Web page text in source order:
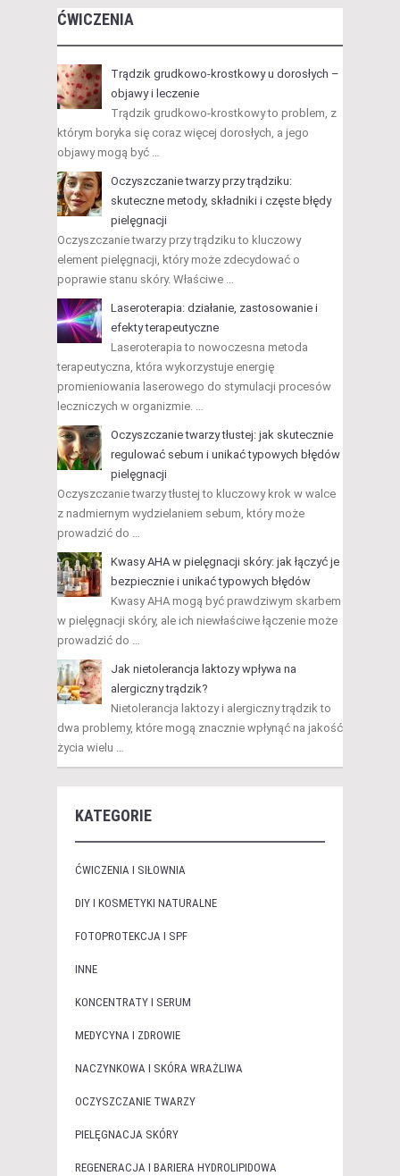
ĆWICZENIA
Trądzik grudkowo-krostkowy u dorosłych –
objawy i leczenie
Trądzik grudkowo-krostkowy to problem, z
którym boryka się coraz więcej dorosłych, a jego
objawy mogą być …
Oczyszczanie twarzy przy trądziku:
skuteczne metody, składniki i częste błędy
pielęgnacji
Oczyszczanie twarzy przy trądziku to kluczowy
element pielęgnacji, który może zdecydować o
poprawie stanu skóry. Właściwe …
Laseroterapia: działanie, zastosowanie i
efekty terapeutyczne
Laseroterapia to nowoczesna metoda
terapeutyczna, która wykorzystuje energię
promieniowania laserowego do stymulacji procesów
leczniczych w organizmie. …
Oczyszczanie twarzy tłustej: jak skutecznie
regulować sebum i unikać typowych błędów
pielęgnacji
Oczyszczanie twarzy tłustej to kluczowy krok w walce
z nadmiernym wydzielaniem sebum, który może
prowadzić do …
Kwasy AHA w pielęgnacji skóry: jak łączyć je
bezpiecznie i unikać typowych błędów
Kwasy AHA mogą być prawdziwym skarbem
w pielęgnacji skóry, ale ich niewłaściwe łączenie może
prowadzić do …
Jak nietolerancja laktozy wpływa na
alergiczny trądzik?
Nietolerancja laktozy i alergiczny trądzik to
dwa problemy, które mogą znacznie wpłynąć na jakość
życia wielu …
KATEGORIE
ĆWICZENIA I SIŁOWNIA
DIY I KOSMETYKI NATURALNE
FOTOPROTEKCJA I SPF
INNE
KONCENTRATY I SERUM
MEDYCYNA I ZDROWIE
NACZYNKOWA I SKÓRA WRAŻLIWA
OCZYSZCZANIE TWARZY
PIELĘGNACJA SKÓRY
REGENERACJA I BARIERA HYDROLIPIDOWA